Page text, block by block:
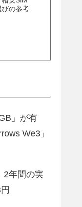
びの参考
」が有
We3」
2年間の実